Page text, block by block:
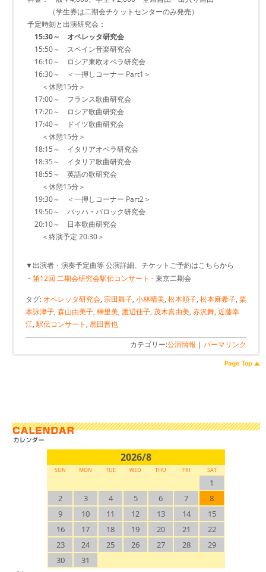
（学生券は二期会チケットセンターのみ発売）
予定時刻と出演研究会：
15:30～ オペレッタ研究会
15:50～ スペイン音楽研究会
16:10～ ロシア東欧オペラ研究会
16:30～ ＜一押しコーナー Part1＞
＜休憩15分＞
17:00～ フランス歌曲研究会
17:20～ ロシア歌曲研究会
17:40～ ドイツ歌曲研究会
＜休憩15分＞
18:15～ イタリアオペラ研究会
18:35～ イタリア歌曲研究会
18:55～ 英語の歌研究会
＜休憩15分＞
19:30～ ＜一押しコーナー Part2＞
19:50～ バッハ・バロック研究会
20:10～ 日本歌曲研究会
＜終演予定 20:30＞
▼出演者・演奏予定曲等 公演詳細、チケットご予約はこちらから
・ 第12回 二期会研究会駅伝コンサート - 東京二期会
タグ: オペレッタ研究会, 宗田舞子, 小林晴美, 松本順子, 松本麻希子, 栗
本詠津子, 森山由美子, 榊里美, 渡辺佳子, 茂木真由美, 赤沢舞, 近藤幸
江,駅伝コンサート , 黒田晋也
カテゴリー:公演情報 | パーマリンク
2026/8
SUN MON TUE WED THU FRI SAT
1
2
3 4 5 6 7
8
9
10 11 12 13 14
15
16
17 18 19 20 21
22
23
24 25 26 27 28
29
30
31